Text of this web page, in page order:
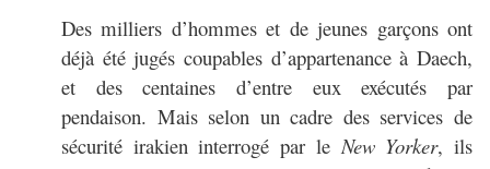
Des milliers d’hommes et de jeunes garçons ont
déjà été jugés coupables d’appartenance à Daech,
et des centaines d’entre eux exécutés par
pendaison. Mais selon un cadre des services de
sécurité irakien interrogé par leNew Yorker, ils